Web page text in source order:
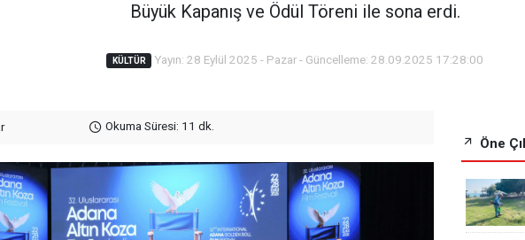
Büyük Kapanış ve Ödül Töreni ile sona erdi.
KÜLTÜR Yayın: 28 Eylül 2025 - Pazar - Güncelleme: 28.09.2025 17:28:00
Okuma Süresi: 11 dk.
Öne